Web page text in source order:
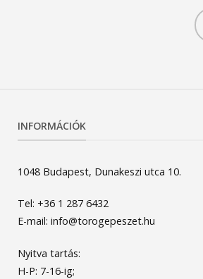
INFORMÁCIÓK
1048 Budapest, Dunakeszi utca 10.
Tel: +36 1 287 6432
E-mail: info@torogepeszet.hu
Nyitva tartás:
H-P: 7-16-ig;